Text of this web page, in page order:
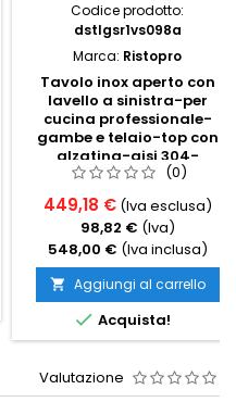
Codice prodotto:
dstlgsr1vs098a
Marca: Ristopro
Tavolo inox aperto con
lavello a sinistra-per
cucina professionale-
gambe e telaio-top con
alzatina-aisi 304-
cm90x80x85h
(0)
449,18 € (Iva esclusa)
98,82 € (Iva)
548,00 € (Iva inclusa)
 Aggiungi al carrello
 Acquista!
Valutazione